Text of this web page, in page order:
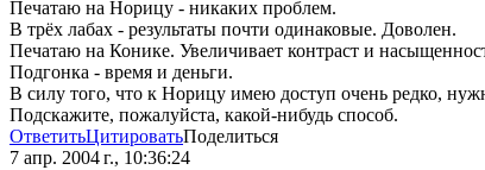
Печатаю на Норицу - никаких проблем.
В трёх лабах - результаты почти одинаковые. Доволен.
Печатаю на Конике. Увеличивает контраст и
Подгонка - время и деньги.
В силу того, что к Норицу имею доступ очень редко,
Подскажите, пожалуйста, какой-нибудь способ.
ОтветитьЦитироватьПоделиться
7 апр. 2004 г., 10:36:24